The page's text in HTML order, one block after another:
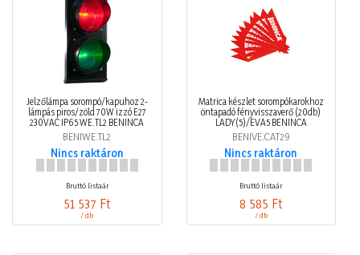
Jelzőlámpa sorompó/kapuhoz 2-
lámpás piros/zöld 70W izzó E27
230VAC IP65 WE.TL2 BENINCA
BENIWE.TL2
Nincs raktáron
Bruttó listaár
51 537 Ft
/ db
Matrica készlet sorompókarokhoz
öntapadó fényvisszaverő (20db)
LADY(5)/EVA5 BENINCA
BENIVE.CAT29
Nincs raktáron
Bruttó listaár
8 585 Ft
/ db